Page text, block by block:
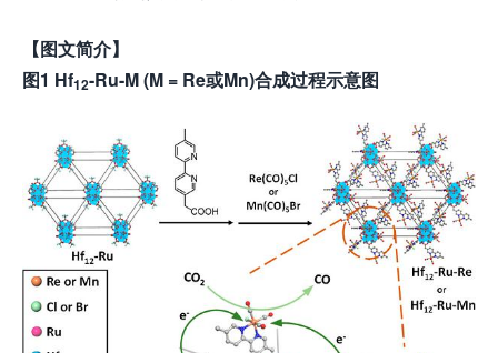
【图文简介】
图1 Hf12-Ru-M (M = Re或Mn)合成过程示意图